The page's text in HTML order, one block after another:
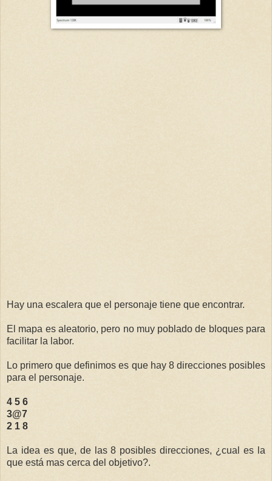
Hay una escalera que el personaje tiene que encontrar.
El mapa es aleatorio, pero no muy poblado de bloques para
facilitar la labor.
Lo primero que definimos es que hay 8 direcciones posibles
para el personaje.
4 5 6
3@7
2 1 8
La idea es que, de las 8 posibles direcciones, ¿cual es la
que está mas cerca del objetivo?.